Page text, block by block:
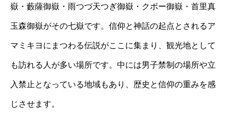
嶽・藪薩御嶽・雨つづ天つぎ御嶽・クボー御嶽・首里真
玉森御嶽がその七嶽です。信仰と神話の起点とされるア
マミキヨにまつわる伝説がここに集まり、観光地として
も訪れる人が多い場所です。中には男子禁制の場所や立
入禁止となっている地域もあり、歴史と信仰の重みを感
じさせます。